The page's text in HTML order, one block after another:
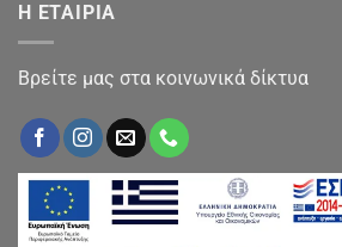
Η ΕΤΑΙΡΙΑ
Βρείτε μας στα κοινωνικά δίκτυα